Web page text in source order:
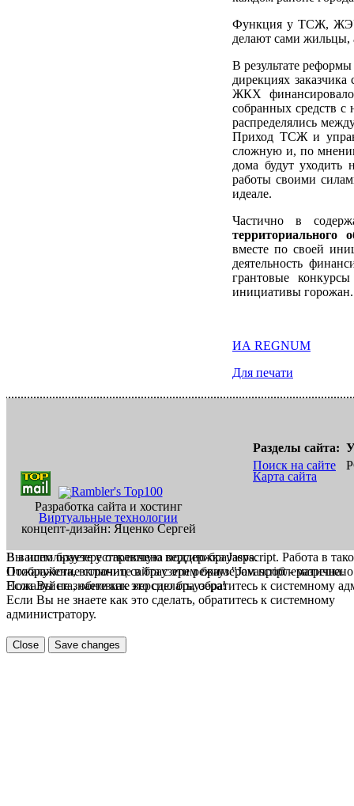
Функция у ТСЖ, ЖЭУ
делают сами жильцы,
В результате
дирекциях
ЖКХ
собранных средств с
распределялись
Приход ТСЖ и
сложную и, по
дома будут уходить
работы своими
идеале.
Частично в
территориального
вместе по своей
деятельность
грантовые
инициативы горожан.
ИА REGNUM
Для печати
Разработка сайта и хостинг
Виртуальные технологии
концепт-дизайн: Яценко Сергей
Разделы сайта:
Поиск на сайте
Карта сайта
В вашем браузере отключена поддержка Jasvscript. Работа в
Пожалуйста, включите в браузере режим "Javascript -
Если Вы не знаете как это сделать, обратитесь к системному
Вы используете устаревшую версию браузера.
Отображение страниц сайта с этим браузером проблематична.
Пожалуйста, обновите версию браузера!
Если Вы не знаете как это сделать, обратитесь к системному
администратору.
Close Save changes